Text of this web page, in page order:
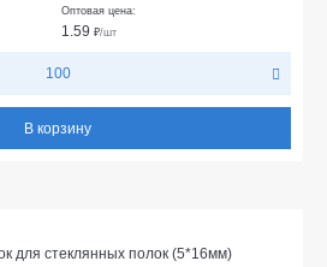
Оптовая цена:
1.59 ₽/шт
100
В корзину
для стеклянных полок (5*16мм)